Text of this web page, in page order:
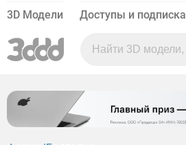
3D Модели Доступы и подписка